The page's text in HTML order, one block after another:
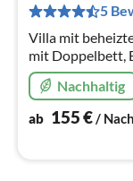
5
Villa mit
mit Doppelbett,
Grillstelle, ideal
Personen.Nachhaltig
ab 155€/